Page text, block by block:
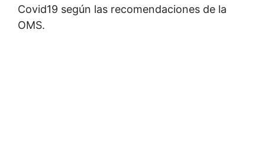
Covid19 según las recomendaciones de la
OMS.